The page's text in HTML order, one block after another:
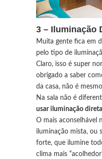
3 – Iluminação
Muita gente fica em
pelo tipo de
Claro, isso é super
obrigado a saber
da casa, não é
Na sala não é
usar iluminação
O mais aconselhável
iluminação mista, ou
forte, que ilumine
clima mais